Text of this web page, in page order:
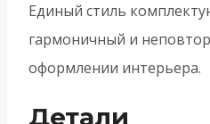
Единый стиль
гармоничный и
оформлении интерьера.
Детали